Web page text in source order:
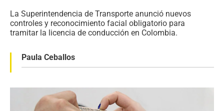
La Superintendencia de Transporte anunció nuevos
controles y reconocimiento facial obligatorio para
tramitar la licencia de conducción en Colombia.
Paula Ceballos